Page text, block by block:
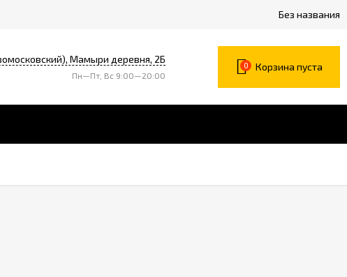
Без названия
Мамыри деревня, 2Б
Пн—Пт, Вс 9:00—20:00
0 Корзина пуста